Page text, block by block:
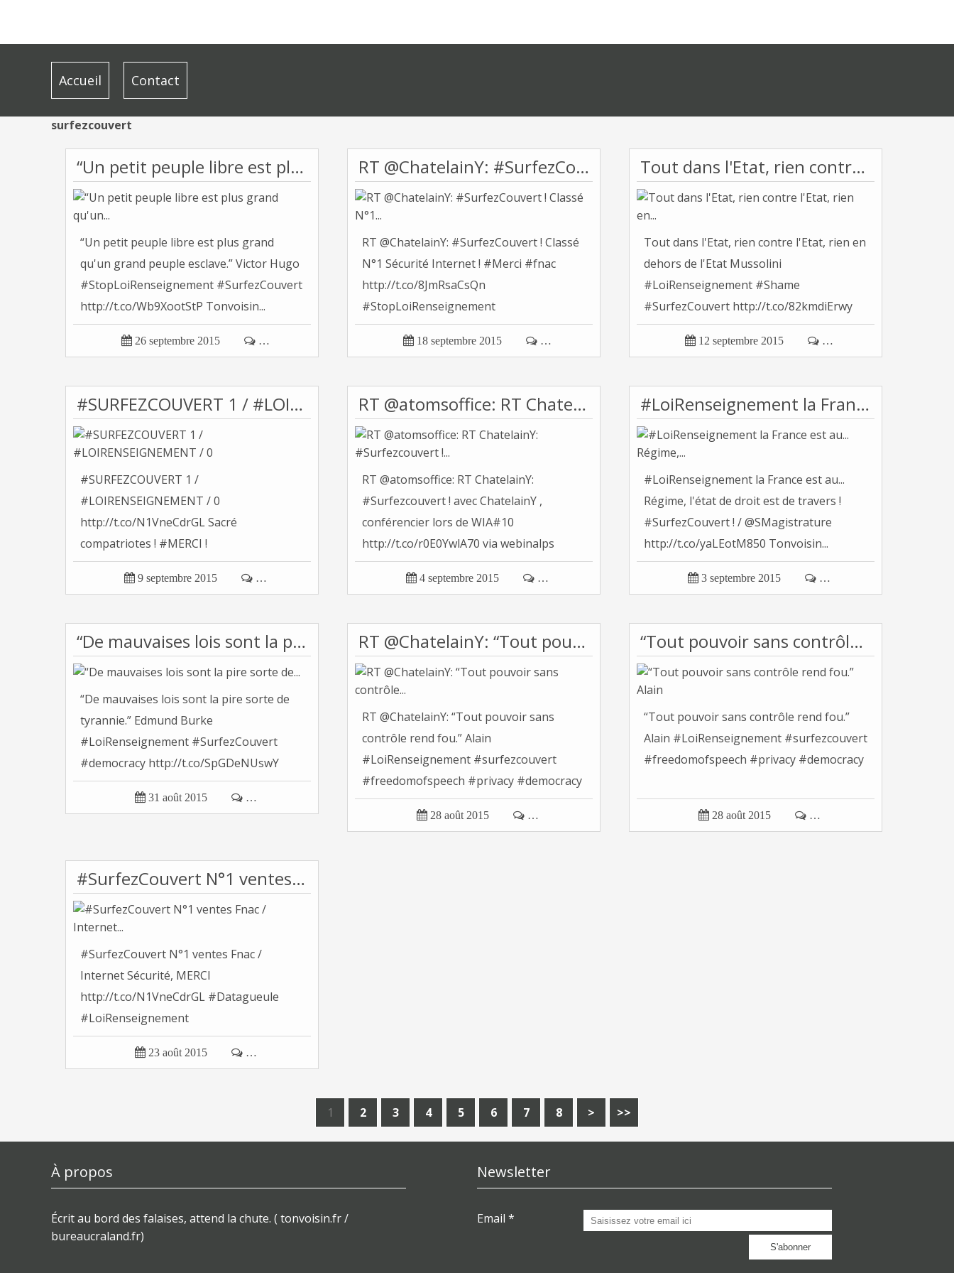
Accueil Contact
surfezcouvert
“Un petit peuple libre est plus grand qu'un...
“Un petit peuple libre est plus grand
qu'un grand peuple esclave.” Victor Hugo
#StopLoiRenseignement #SurfezCouvert
http://t.co/Wb9XootStP Tonvoisin...
 26 septembre 2015  …
RT @ChatelainY: #SurfezCouvert ! Classé N°1...
RT @ChatelainY: #SurfezCouvert ! Classé
N°1 Sécurité Internet ! #Merci #fnac
http://t.co/8JmRsaCsQn
#StopLoiRenseignement
http://t.co/J7OA… Tonvoisin...
 18 septembre 2015  …
Tout dans l'Etat, rien contre l'Etat, rien en...
Tout dans l'Etat, rien contre l'Etat, rien en
dehors de l'Etat Mussolini
#LoiRenseignement #Shame
#SurfezCouvert http://t.co/82kmdiErwy
Tonvoisin...
 12 septembre 2015  …
#SURFEZCOUVERT 1 / #LOIRENSEIGNEMENT / 0
#SURFEZCOUVERT 1 /
#LOIRENSEIGNEMENT / 0
http://t.co/N1VneCdrGL Sacré
compatriotes ! #MERCI !
http://t.co/kB8Y4F124B Tonvoisin
(Officiel) (@tonvoisin)...
 9 septembre 2015  …
RT @atomsoffice: RT ChatelainY: #Surfezcouvert !...
RT @atomsoffice: RT ChatelainY:
#Surfezcouvert ! avec ChatelainY ,
conférencier lors de WIA#10
http://t.co/r0E0YwlA70 via webinalps
#LoiRen…...
 4 septembre 2015  …
#LoiRenseignement la France est au... Régime,...
#LoiRenseignement la France est au...
Régime, l'état de droit est de travers !
#SurfezCouvert ! / @SMagistrature
http://t.co/yaLEotM850 Tonvoisin...
 3 septembre 2015  …
“De mauvaises lois sont la pire sorte de...
“De mauvaises lois sont la pire sorte de
tyrannie.” Edmund Burke
#LoiRenseignement #SurfezCouvert
#democracy http://t.co/SpGDeNUswY
Tonvoisin...
 31 août 2015  …
RT @ChatelainY: “Tout pouvoir sans contrôle...
RT @ChatelainY: “Tout pouvoir sans
contrôle rend fou.” Alain
#LoiRenseignement #surfezcouvert
#freedomofspeech #privacy #democracy
http://… Tonvoisin...
 28 août 2015  …
“Tout pouvoir sans contrôle rend fou.” Alain
“Tout pouvoir sans contrôle rend fou.”
Alain #LoiRenseignement #surfezcouvert
#freedomofspeech #privacy #democracy
 28 août 2015  …
#SurfezCouvert N°1 ventes Fnac / Internet...
#SurfezCouvert N°1 ventes Fnac /
Internet Sécurité, MERCI
http://t.co/N1VneCdrGL #Datagueule
#LoiRenseignement
http://t.co/UNiZml2CBH Tonvoisin...
 23 août 2015  …
1 2 3 4 5 6 7 8 > >>
À propos
Écrit au bord des falaises, attend la chute. ( tonvoisin.fr /
bureaucraland.fr)
Newsletter
Email